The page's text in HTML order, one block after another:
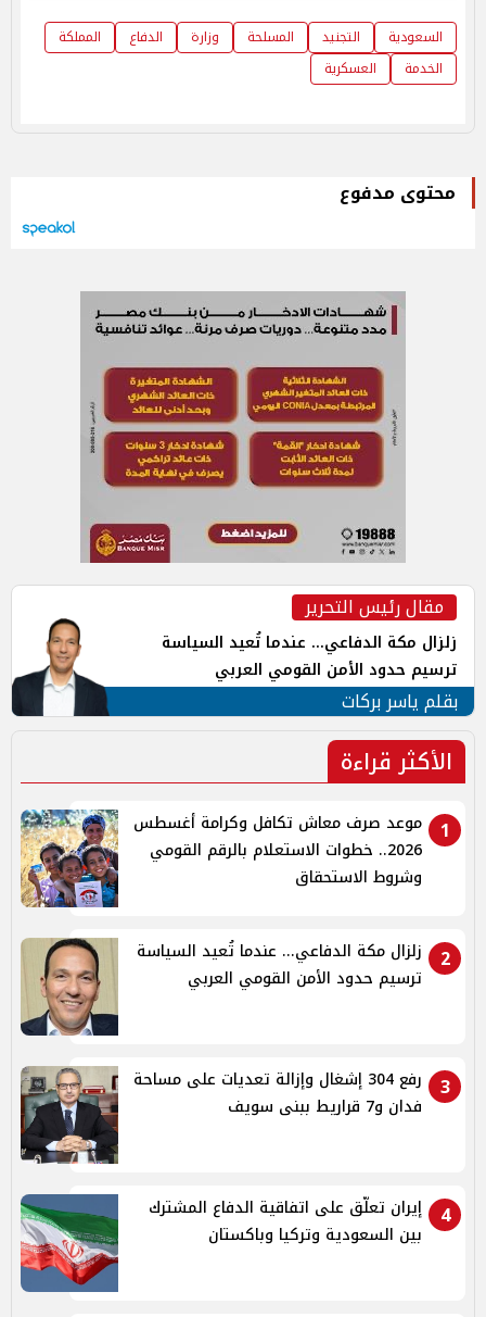
السعودية التجنيد المسلحة وزارة الدفاع
المملكة
الخدمة
العسكرية
محتوى مدفوع
مقال رئيس التحرير
زلزال مكة الدفاعي... عندما تُعيد السياسة
ترسيم حدود الأمن القومي العربي
بقلم ياسر بركات
الأكثر قراءة
1
موعد صرف معاش تكافل وكرامة أغسطس
2026.. خطوات الاستعلام بالرقم القومي
وشروط الاستحقاق
2
زلزال مكة الدفاعي... عندما تُعيد السياسة
ترسيم حدود الأمن القومي العربي
3
رفع 304 إشغال وإزالة تعديات على مساحة
فدان و7 قراريط ببنى سويف
4
إيران تعلّق على اتفاقية الدفاع المشترك
بين السعودية وتركيا وباكستان